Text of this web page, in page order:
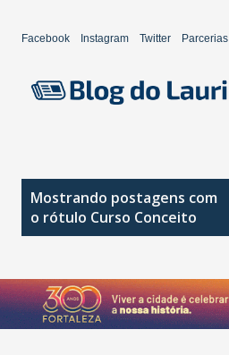
Facebook Instagram Twitter Parcerias
a
g
e
Mostrando postagens com
o rótulo Curso Conceito